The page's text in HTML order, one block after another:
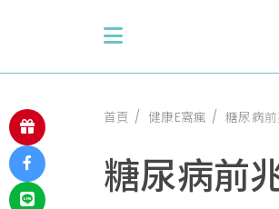
首頁 健康E窩瘋 糖尿病
糖尿病前